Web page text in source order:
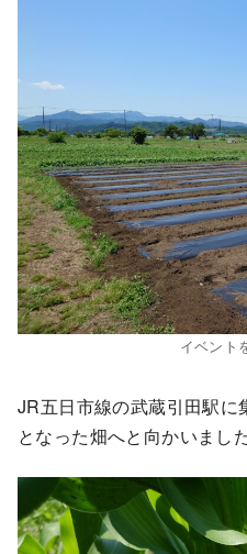
イベント
JR五日市線の武蔵引田駅
となった畑へと向かいました